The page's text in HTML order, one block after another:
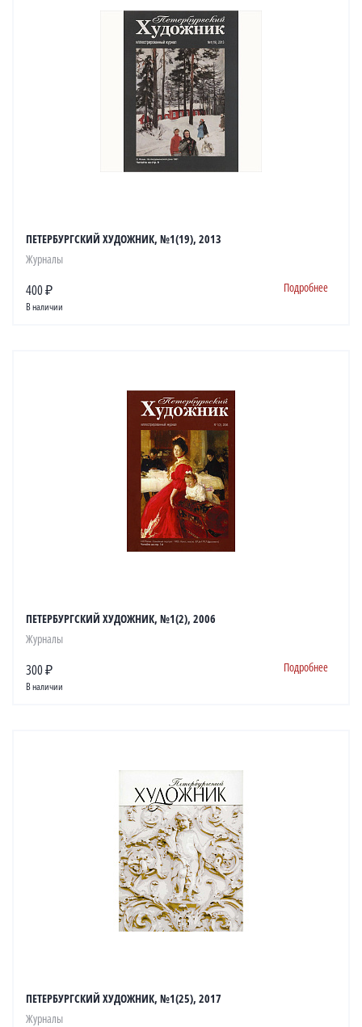
ПЕТЕРБУРГСКИЙ ХУДОЖНИК, №1(19), 2013
Журналы
400 ₽ Подробнее
В наличии
ПЕТЕРБУРГСКИЙ ХУДОЖНИК, №1(2), 2006
Журналы
300 ₽ Подробнее
В наличии
ПЕТЕРБУРГСКИЙ ХУДОЖНИК, №1(25), 2017
Журналы